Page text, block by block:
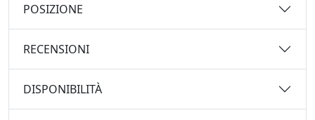
POSIZIONE
RECENSIONI
DISPONIBILITÀ